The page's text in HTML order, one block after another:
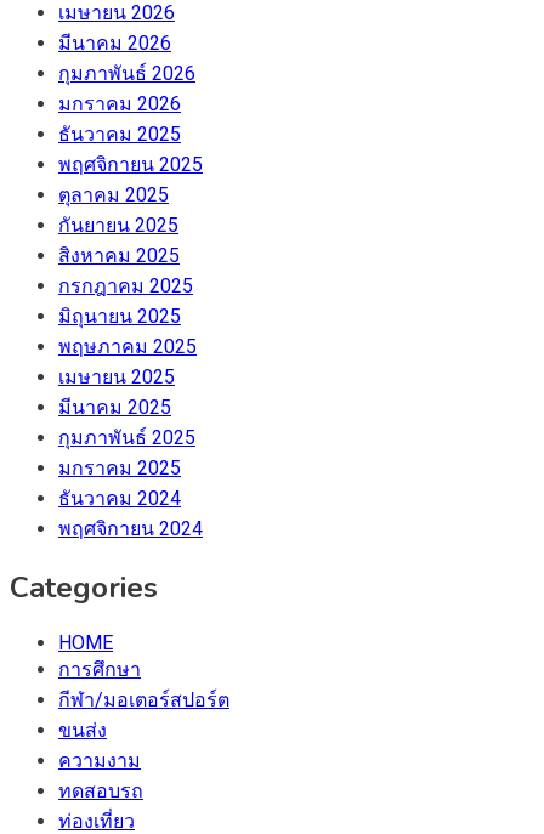
เมษายน 2026
มีนาคม 2026
กุมภาพันธ์ 2026
มกราคม 2026
ธันวาคม 2025
พฤศจิกายน 2025
ตุลาคม 2025
กันยายน 2025
สิงหาคม 2025
กรกฎาคม 2025
มิถุนายน 2025
พฤษภาคม 2025
เมษายน 2025
มีนาคม 2025
กุมภาพันธ์ 2025
มกราคม 2025
ธันวาคม 2024
พฤศจิกายน 2024
Categories
HOME
การศึกษา
กีฬา/มอเตอร์สปอร์ต
ขนส่ง
ความงาม
ทดสอบรถ
ท่องเที่ยว